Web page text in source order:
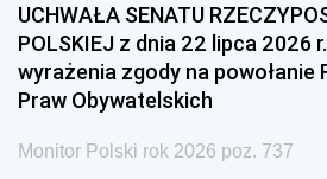
UCHWAŁA SENATU
POLSKIEJ z dnia 22 lipca 2026
wyrażenia zgody na powołanie
Praw Obywatelskich
Monitor Polski rok 2026 poz. 737